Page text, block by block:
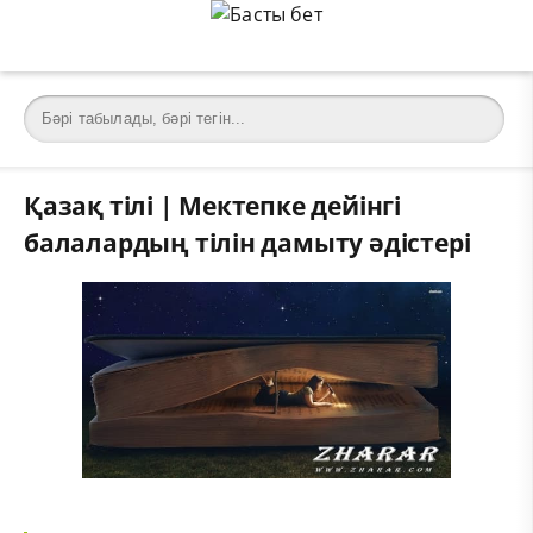
Қазақ тілі | Мектепке дейінгі
балалардың тілін дамыту әдістері